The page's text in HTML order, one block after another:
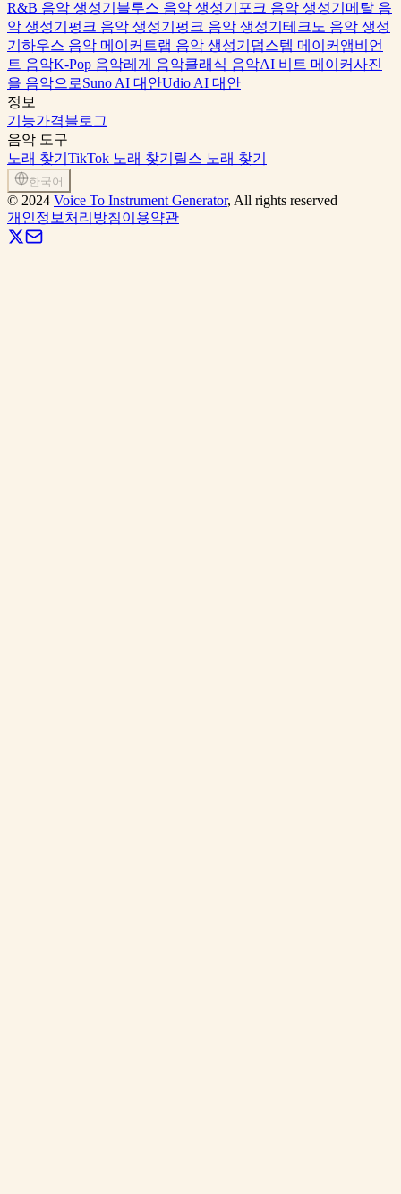
R&B 음악 생성기 블루스 음악 생성기 포크 음악 생성기 메탈 음
악 생성기 펑크 음악 생성기 펑크 음악 생성기 테크노 음악 생성
기 하우스 음악 메이커 트랩 음악 생성기 덥스텝 메이커 앰비언
트 음악K-Pop 음악레게 음악클래식 음악AI 비트 메이커사진
을 음악으로Suno AI 대안Udio AI 대안
정보
기능가격블로그
음악 도구
노래 찾기 TikTok 노래 찾기 릴스 노래 찾기
한국어
© 2024 Voice To Instrument Generator, All rights reserved
개인정보처리방침이용약관